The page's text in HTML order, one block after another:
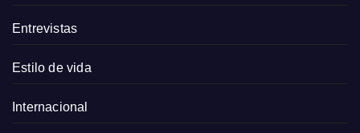
Entrevistas
Estilo de vida
Internacional